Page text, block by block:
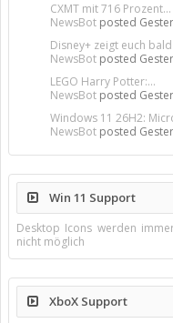
CXMT mit 716 Prozent...
NewsBot posted
Disney+ zeigt euch
NewsBot posted
LEGO Harry Potter:...
NewsBot posted
Windows 11 26H2:
NewsBot posted
Win 11 Support
Desktop Icons werden
nicht möglich
XboX Support